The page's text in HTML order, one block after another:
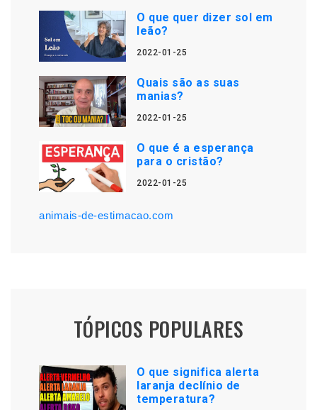
O que quer dizer sol em
leão?
2022-01-25
Quais são as suas
manias?
2022-01-25
O que é a esperança
para o cristão?
2022-01-25
animais-de-estimacao.com
TÓPICOS POPULARES
O que significa alerta
laranja declínio de
temperatura?